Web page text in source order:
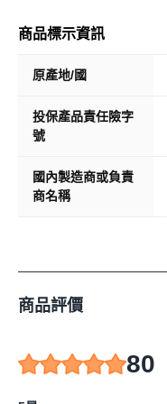
商品標示資訊
原產地/國
投保產品責任險字
號
國內製造商或負責
商名稱
商品評價
80